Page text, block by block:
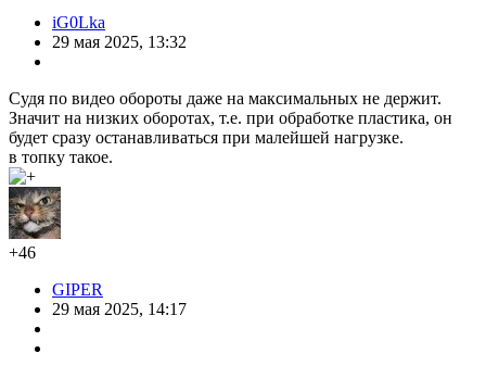
iG0Lka
29 мая 2025, 13:32
Судя по видео обороты даже на максимальных не держит.
Значит на низких оборотах, т.е. при обработке пластика, он
будет сразу останавливаться при малейшей нагрузке.
в топку такое.
+46
GIPER
29 мая 2025, 14:17